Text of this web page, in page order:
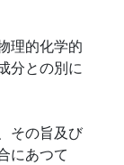
理的化学的
分との別に
その旨及び
にあつて